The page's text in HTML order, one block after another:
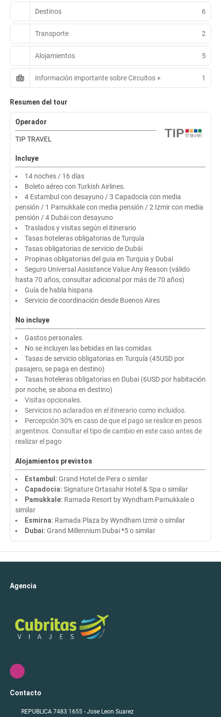
Destinos 6
Transporte 2
Alojamientos 5
Información importante sobre Circuitos + 1
Resumen del tour
Operador
TIP TRAVEL
Incluye
14 noches / 16 días
Boleto aéreo con Turkish Airlines.
4 Estambul con desayuno / 3 Capadocia con media
pensión / 1 Pamukkale con media pensión / 2 Izmir con media
pensión / 4 Dubái con desayuno
Traslados y visitas según el itinerario
Tasas hoteleras obligatorias de Turquía
Tasas obligatorias de servicio de Dubái
Propinas obligatorias del guia en Turquia y Dubai
Seguro Universal Assistance Value Any Reason (válido
hasta 70 años, consultar adicional por más de 70 años)
Guía de habla hispana
Servicio de coordinación desde Buenos Aires
No incluye
Gastos personales.
No se incluyen las bebidas en las comidas
Tasas de servicio obligatorias en Turquía (45USD por
pasajero, se paga en destino)
Tasas hoteleras obligatorias en Dubai (6USD por habitación
por noche, se abona en destino)
Visitas opcionales.
Servicios no aclarados en el itinerario como incluidos.
Percepción 30% en caso de que el pago se realice en pesos
argentinos. Consultar el tipo de cambio en este caso antes de
realizar el pago
Alojamientos previstos
Estambul: Grand Hotel de Pera o similar
Capadocia: Signature Ortasahir Hotel & Spa o similar
Pamukkale: Ramada Resort by Wyndham Pamukkale o
similar
Esmirna: Ramada Plaza by Wyndham Izmir o similar
Dubai: Grand Millennium Dubai *5 o similar
Agencia
Contacto
REPUBLICA 7483 1655 - Jose Leon Suarez